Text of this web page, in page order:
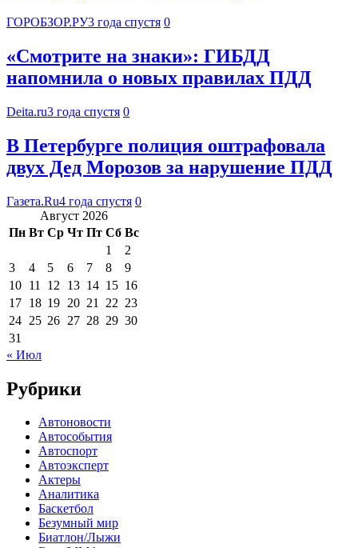
ГОРОБЗОР.РУ3 года спустя 0
«Смотрите на знаки»: ГИБДД
напомнила о новых правилах ПДД
Deita.ru3 года спустя 0
В Петербурге полиция оштрафовала
двух Дед Морозов за нарушение ПДД
Газета.Ru4 года спустя 0
Август 2026
Пн Вт Ср Чт Пт Сб Вс
1
2
3
4 5 6 7 8
9
10 11 12 13 14 15 16
17 18 19 20 21 22 23
24 25 26 27 28 29 30
31
« Июл
Рубрики
Автоновости
Автособытия
Автоспорт
Автоэксперт
Актеры
Аналитика
Баскетбол
Безумный мир
Биатлон/Лыжи